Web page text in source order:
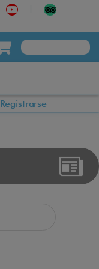
Registrarse